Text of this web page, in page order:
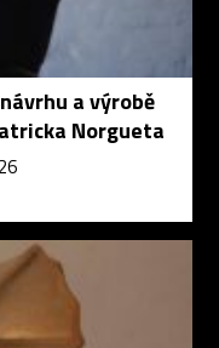
a výrobě
Norgueta